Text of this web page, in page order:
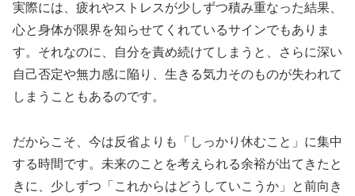
実際には、疲れやストレスが少しずつ積み重なった結果、
心と身体が限界を知らせてくれているサインでもありま
す。それなのに、自分を責め続けてしまうと、さらに深い
自己否定や無力感に陥り、生きる気力そのものが失われて
しまうこともあるのです。
だからこそ、今は反省よりも「しっかり休むこと」に集中
する時間です。未来のことを考えられる余裕が出てきたと
きに、少しずつ「これからはどうしていこうか」と前向き